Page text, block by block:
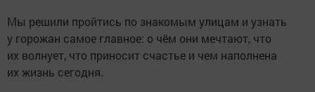
Мы решили пройтись по знакомым улицам и узнать
у горожан самое главное: о чём они мечтают, что
их волнует, что приносит счастье и чем наполнена
их жизнь сегодня.